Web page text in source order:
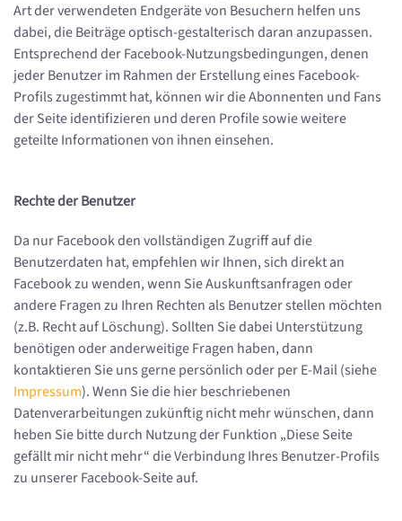
Art der verwendeten Endgeräte von Besuchern helfen uns
dabei, die Beiträge optisch-gestalterisch daran anzupassen.
Entsprechend der Facebook-Nutzungsbedingungen, denen
jeder Benutzer im Rahmen der Erstellung eines Facebook-
Profils zugestimmt hat, können wir die Abonnenten und Fans
der Seite identifizieren und deren Profile sowie weitere
geteilte Informationen von ihnen einsehen.
Rechte der Benutzer
Da nur Facebook den vollständigen Zugriff auf die
Benutzerdaten hat, empfehlen wir Ihnen, sich direkt an
Facebook zu wenden, wenn Sie Auskunftsanfragen oder
andere Fragen zu Ihren Rechten als Benutzer stellen möchten
(z.B. Recht auf Löschung). Sollten Sie dabei Unterstützung
benötigen oder anderweitige Fragen haben, dann
kontaktieren Sie uns gerne persönlich oder per E-Mail (siehe
Impressum). Wenn Sie die hier beschriebenen
Datenverarbeitungen zukünftig nicht mehr wünschen, dann
heben Sie bitte durch Nutzung der Funktion „Diese Seite
gefällt mir nicht mehr“ die Verbindung Ihres Benutzer-Profils
zu unserer Facebook-Seite auf.